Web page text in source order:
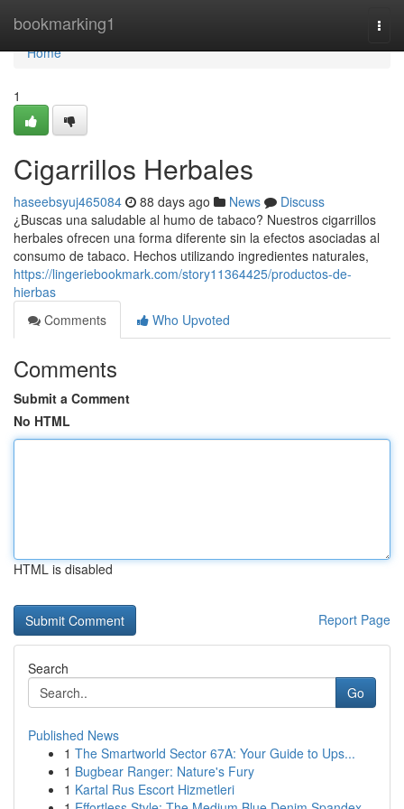
bookmarking1
Home
Home
1
Cigarrillos Herbales
haseebsyuj465084 88 days ago News
Discuss
¿Buscas una saludable al humo de tabaco? Nuestros cigarrillos
herbales ofrecen una forma diferente sin la efectos asociadas al
consumo de tabaco. Hechos utilizando ingredientes naturales,
https://lingeriebookmark.com/story11364425/productos-de-
hierbas
Comments
Who Upvoted
Comments
Submit a Comment
No HTML
HTML is disabled
Report Page
Search
Go
Published News
1 The Smartworld Sector 67A: Your Guide to Ups...
1 Bugbear Ranger: Nature's Fury
1 Kartal Rus Escort Hizmetleri